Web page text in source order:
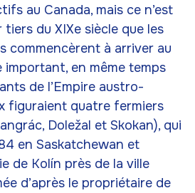
au Canada, mais ce n’est
du XIXe siècle que les
commencèrent à arriver au
important, en même temps
de l’Empire austro-
figuraient quatre fermiers
Doležal et Skokan), qui
en Saskatchewan et
de Kolín près de la ville
d’après le propriétaire de